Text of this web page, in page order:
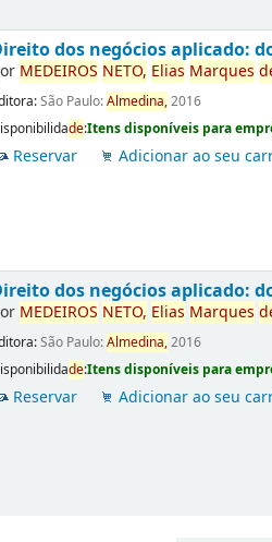
dos negócios aplicado:
MEDEIROS NETO, Elias Marques
São Paulo:Almedina,2016
de:Itens disponíveis para
Reservar Adicionar ao seu
dos negócios aplicado:
MEDEIROS NETO, Elias Marques
São Paulo:Almedina,2016
de:Itens disponíveis para
Reservar Adicionar ao seu